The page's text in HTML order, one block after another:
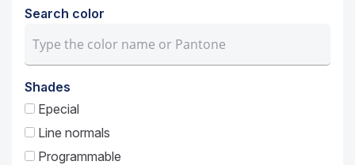
Search color
Shades
Epecial
Line normals
Programmable